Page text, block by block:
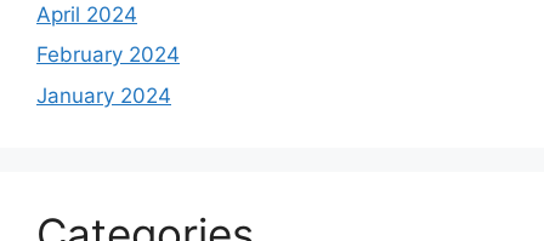
April 2024
February 2024
January 2024